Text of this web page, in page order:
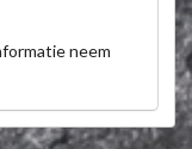
neem